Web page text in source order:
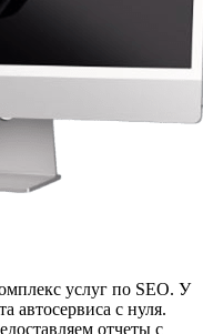
услуг по SEO. У
автосервиса с нуля.
отчеты с